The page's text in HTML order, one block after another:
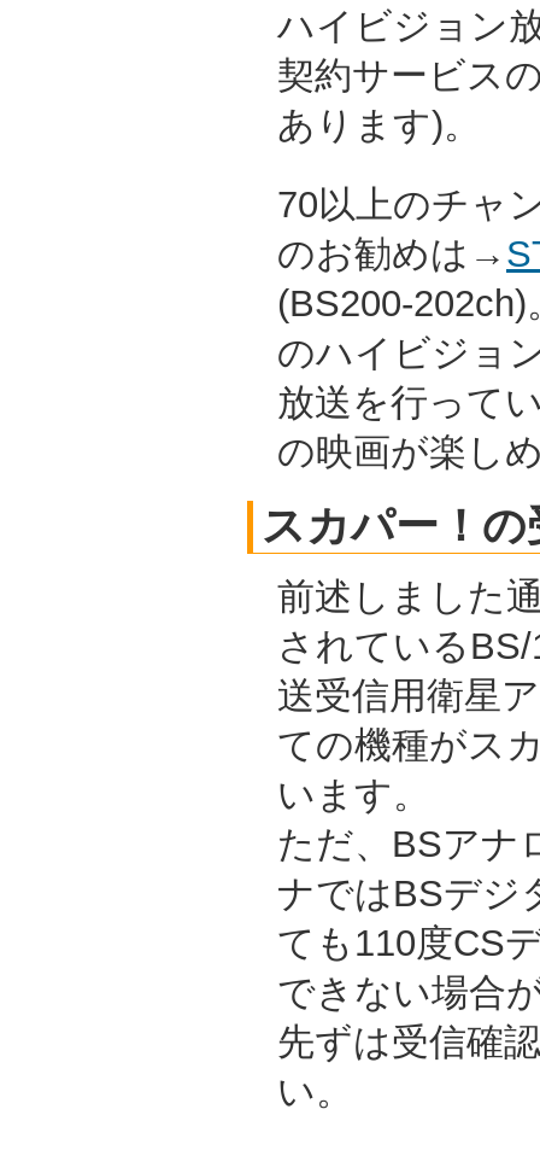
ハイビジョン
契約サービス
あります)。
70以上のチャ
のお勧めは→
(BS200-
のハイビジョ
放送を行って
の映画が楽し
スカパー！の
前述しました
されている
送受信用衛星
ての機種がス
います。
ただ、BSアナ
ナではBSデジ
ても110度CS
できない場合
先ずは受信確
い。